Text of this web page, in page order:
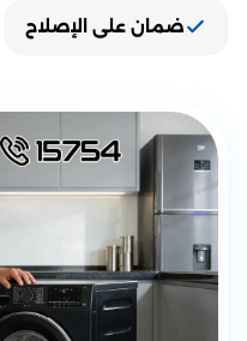
ضمان على الإصلاح